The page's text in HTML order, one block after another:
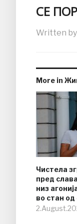
СЕ
Written by
More in
Чистела
пред
низ
во стан